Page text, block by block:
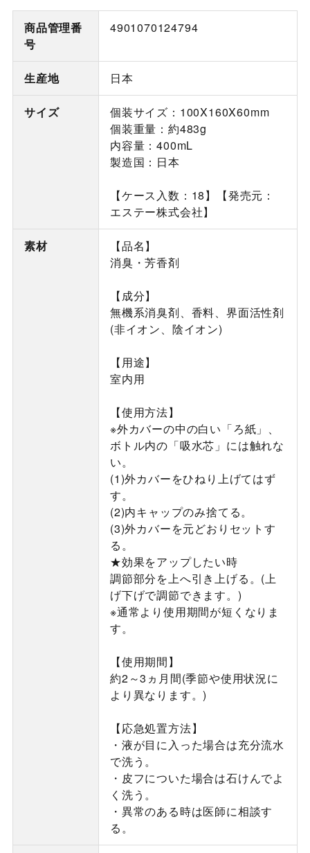
商品管理番
号
4901070124794
生産地 日本
サイズ
個装サイズ：100X160X60mm
個装重量：約483g
内容量：400mL
製造国：日本
【ケース入数：18】【発売元：
エステー株式会社】
素材
【品名】
消臭・芳香剤
【成分】
無機系消臭剤、香料、界面活性剤
(非イオン、陰イオン)
【用途】
室内用
【使用方法】
※外カバーの中の白い「ろ紙」、
ボトル内の「吸水芯」には触れな
い。
(1)外カバーをひねり上げてはず
す。
(2)内キャップのみ捨てる。
(3)外カバーを元どおりセットす
る。
★効果をアップしたい時
調節部分を上へ引き上げる。(上
げ下げで調節できます。)
※通常より使用期間が短くなりま
す。
【使用期間】
約2～3ヵ月間(季節や使用状況に
より異なります。)
【応急処置方法】
・液が目に入った場合は充分流水
で洗う。
・皮フについた場合は石けんでよ
く洗う。
・異常のある時は医師に相談す
る。